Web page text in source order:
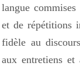
langue
et de répétitions
fidèle au
aux entretiens